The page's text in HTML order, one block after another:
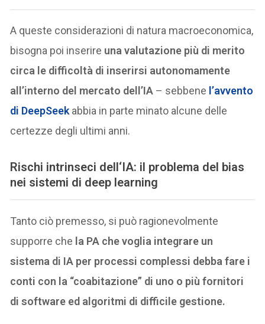
A queste considerazioni di natura macroeconomica,
bisogna poi inserire una valutazione più di merito
circa le difficoltà di inserirsi autonomamente
all’interno del mercato dell’IA – sebbene l’avvento
di DeepSeekabbia in parte minato alcune delle
certezze degli ultimi anni.
Rischi intrinseci dell ‘IA: il problema del bias
nei sistemi di deep learning
Tanto ciò premesso, si può ragionevolmente
supporre che la PA che voglia integrare un
sistema di IA per processi complessi debba fare i
conti con la “coabitazione” di uno o più fornitori
di software ed algoritmi di difficile gestione.